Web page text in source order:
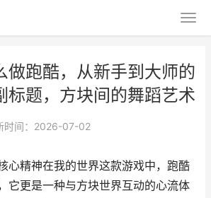
做跑酷，从新手到大师的
标题，方块间的舞蹈艺术
时间：2026-07-02
心精神在我的世界这款游戏中，跑酷
它更是一种与方块世界互动的心流体